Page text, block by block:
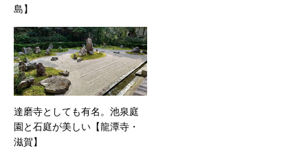
島】
達磨寺としても有名。池泉庭
園と石庭が美しい【龍潭寺・
滋賀】